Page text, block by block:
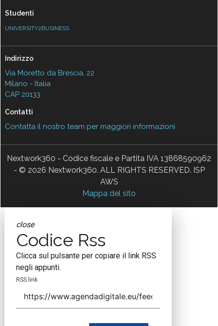
Studenti
UNIVERSITY2BUSINESS
Indirizzo
Via Moretto da Brescia, 22
Milano - Italia
CAP 20133
Contatti
Contatta il nostro team per maggiori informazioni
Nextwork360 - Codice fiscale e Partita IVA 13868590962
- © 2026 Nextwork360. ALL RIGHTS RESERVED. ISP
AWS
Mappa del sito
close
Codice Rss
Clicca sul pulsante per copiare il link RSS
negli appunti.
RSS link